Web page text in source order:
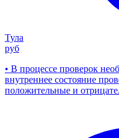
Тула
руб
• В процессе проверок
внутреннее состояние
положительные и